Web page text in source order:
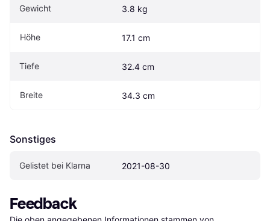
Gewicht 3.8 kg
Höhe 17.1 cm
Tiefe 32.4 cm
Breite 34.3 cm
Sonstiges
Gelistet bei Klarna 2021-08-30
Feedback